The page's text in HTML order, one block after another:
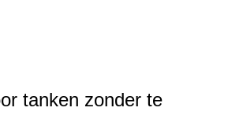
tanken zonder te